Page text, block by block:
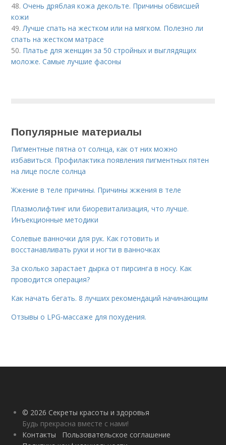
48.Очень дряблая кожа декольте. Причины обвисшей
кожи
49.Лучше спать на жестком или на мягком. Полезно ли
спать на жестком матрасе
50. Платье для женщин за 50 стройных и выглядящих
моложе. Самые лучшие фасоны
Популярные материалы
Пигментные пятна от солнца, как от них можно
избавиться. Профилактика появления пигментных пятен
на лице после солнца
Жжение в теле причины. Причины жжения в теле
Плазмолифтинг или биоревитализация, что лучше.
Инъекционные методики
Солевые ванночки для рук. Как готовить и
восстанавливать руки и ногти в ванночках
За сколько зарастает дырка от пирсинга в носу. Как
проводится операция?
Как начать бегать. 8 лучших рекомендаций начинающим
Отзывы о LPG-массаже для похудения.
© 2026 Секреты красоты и здоровья
Будь прекрасна вместе с нами!
Контакты
Пользовательское соглашение